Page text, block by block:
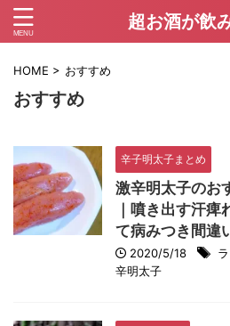
超お酒が飲
HOME > おすすめ
おすすめ
辛子明太子まとめ
激辛明太子のお
｜噴き出す汗痺
て病みつき間違
2020/5/18
辛明太子